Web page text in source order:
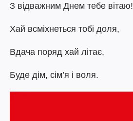
З відважним Днем тебе вітаю!
Хай всміхнеться тобі доля,
Вдача поряд хай літає,
Буде дім, сім’я і воля.